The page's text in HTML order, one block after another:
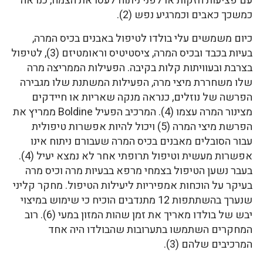
כמשכך כאבים וכמרגיע נפש (2).
כיום משמשים עלי בולדו לטיפול באבנים בכיס המרה,
בעיות בכבד ובכיס המרה, ציסטיטיס וראומטיזם (3), לטיפול
בצרבת ובעוויתות קלות בקיבה. הפעילות הממריצה מרה
שלו משחררת מיצי מרה, הפעילות המשתנת שלו מגבירה
הפרשה של נוזלים, כנראה מנקה שאריות או חיידקים
מצינור המרה עצמו (4). המרכיב הפעיל Boldine ממריץ את
הפרשת מיצי המרה (5) ויכול להיות אפשרות טיפולית
עבור הסובלים מאבנים בכיס המרה שעבורם ניתוח אינו
אפשרות מעשית וטיפול תרופתי אחר לא נמצא יעיל (4).
בעבר נשען הטיפול בצמחי מרפא בבעיות מרה וכיס מרה
בעיקר על הוכחות אמפיריות ליעילות הטיפול. מחקר קליני
שנערך בהשתתפות 12 מתנדבים הוכיח כי שימוש במיצוי
יבש של בולדו מאריך את זמן שהות המזון במעי (6). רוב
המחקרים השתמשו בתערובות שהבולדו היה אחד
המרכיבים שלהם (3).